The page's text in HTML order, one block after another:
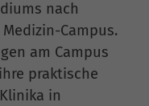
nach
Campus.
am Campus
praktische
in